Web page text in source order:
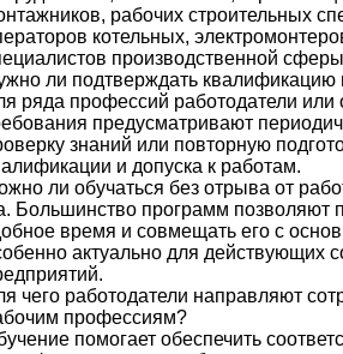
рабочих строительных
котельных,
производственной
ли подтверждать квалификацию
ряда профессий работодатели или
предусматривают
знаний или повторную
и допуска к работам.
ли обучаться без отрыва от
Большинство программ позволяют
время и совмещать его с
актуально для действующих
чего работодатели направляют
профессиям?
помогает обеспечить